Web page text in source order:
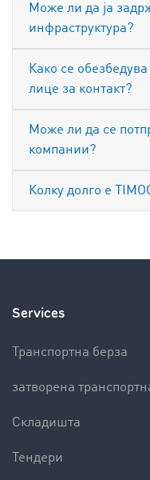
Може ли да ја
инфраструктура?
Како се
лице за контакт?
Може ли да се
компании?
Колку долго е
Services
Транспортна берза
затворена
Складишта
Тендери